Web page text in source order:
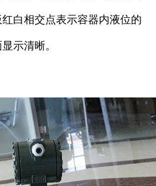
白相交点表示容器内液位的
示清晰。